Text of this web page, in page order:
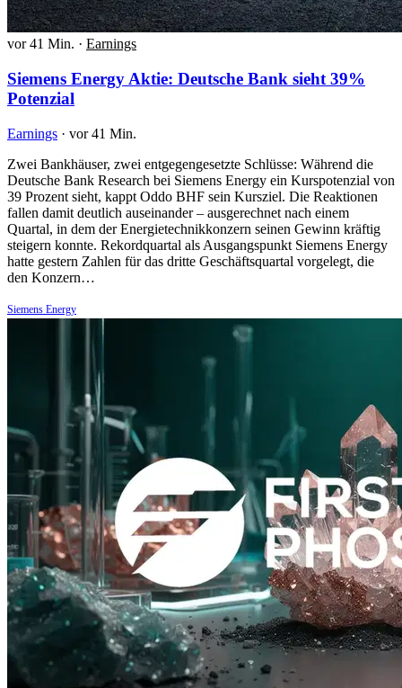
vor 41 Min. · Earnings
Siemens Energy Aktie: Deutsche Bank sieht 39%
Potenzial
Earnings · vor 41 Min.
Zwei Bankhäuser, zwei entgegengesetzte Schlüsse: Während die
Deutsche Bank Research bei Siemens Energy ein Kurspotenzial von
39 Prozent sieht, kappt Oddo BHF sein Kursziel. Die Reaktionen
fallen damit deutlich auseinander – ausgerechnet nach einem
Quartal, in dem der Energietechnikkonzern seinen Gewinn kräftig
steigern konnte. Rekordquartal als Ausgangspunkt Siemens Energy
hatte gestern Zahlen für das dritte Geschäftsquartal vorgelegt, die
den Konzern…
Siemens Energy